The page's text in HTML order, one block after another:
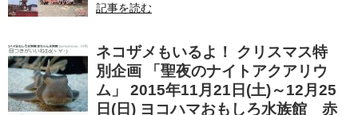
記事を読む
ネコザメもいるよ！ クリスマス特
別企画 「聖夜のナイトアクアリウ
ム」 2015年11月21日(土)～12月25
日(日) ヨコハマおもしろ水族館 赤